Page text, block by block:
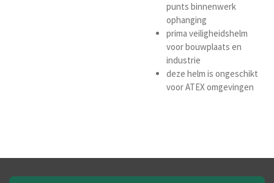
punts binnenwerk
ophanging
prima veiligheidshelm
voor bouwplaats en
industrie
deze helm is ongeschikt
voor ATEX omgevingen